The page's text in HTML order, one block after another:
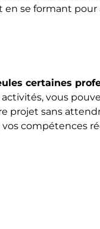
en se formant pour
certaines
vous
projet sans
compétences